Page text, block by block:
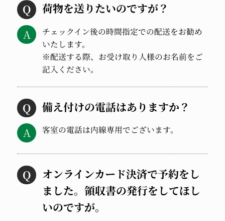
荷物を送りたいのですが？
チェックイン後の時間指定での配送をお勧め
いたします。
※配送する際、お受け取り人様のお名前をご
記入ください。
備え付けの電話はありますか？
客室の電話は内線専用でございます。
オンラインカード決済で予約をし
ました。領収書の発行をしてほし
いのですが。